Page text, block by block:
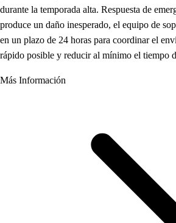
durante la temporada alta. Respuesta de
produce un daño inesperado, el equipo de
en un plazo de 24 horas para coordinar el
rápido posible y reducir al mínimo el tiempo
Más Información